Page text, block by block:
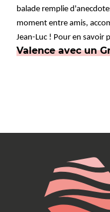
balade remplie
moment entre amis,
Jean-Luc ! Pour en savoir
Valence avec un